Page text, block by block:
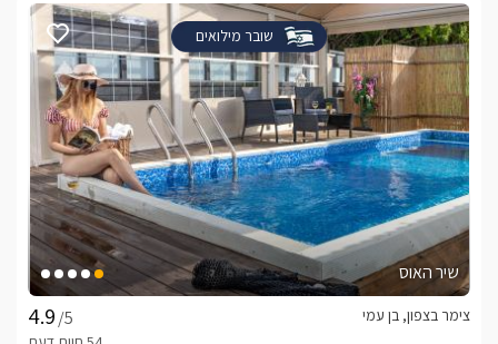
שובר מילואים
שיר האוס
/5
צימר בצפון, בן עמי